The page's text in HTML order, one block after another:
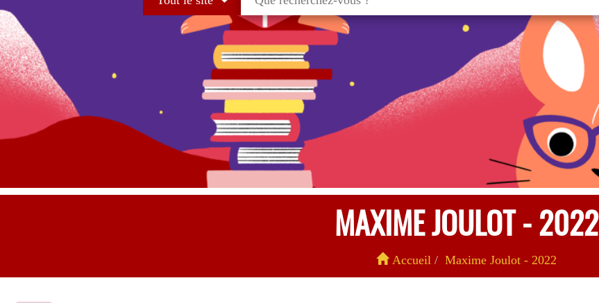
MAXIME JOULOT - 2022
Accueil Maxime Joulot - 2022